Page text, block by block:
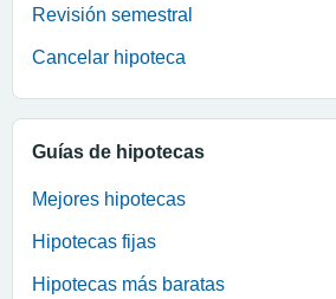
Revisión semestral
Cancelar hipoteca
Guías de hipotecas
Mejores hipotecas
Hipotecas fijas
Hipotecas más baratas